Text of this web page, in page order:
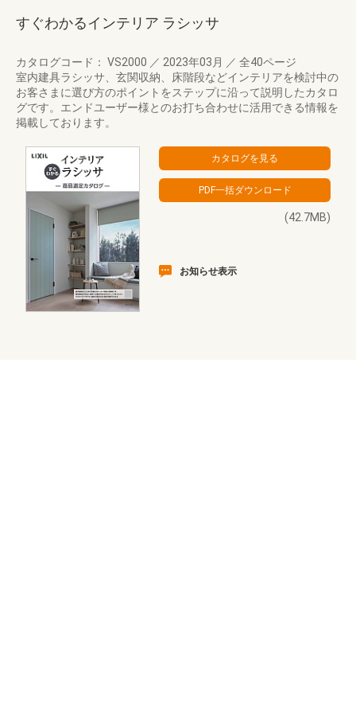
すぐわかるインテリア ラシッサ
カタログコード： VS2000 ／ 2023年03月 ／ 全40ページ
室内建具ラシッサ、玄関収納、床階段などインテリアを検討中の
お客さまに選び方のポイントをステップに沿って説明したカタロ
グです。エンドユーザー様とのお打ち合わせに活用できる情報を
掲載しております。
(42.7MB)
お知らせ表示